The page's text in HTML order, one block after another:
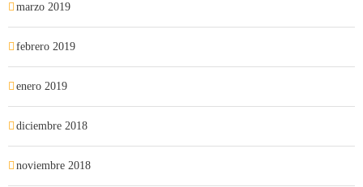
marzo 2019
febrero 2019
enero 2019
diciembre 2018
noviembre 2018